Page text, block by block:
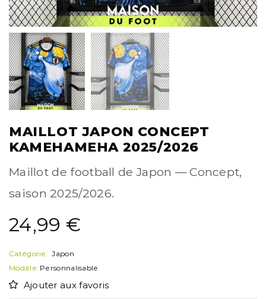
MAILLOT JAPON CONCEPT
KAMEHAMEHA 2025/2026
Maillot de football de Japon — Concept,
saison 2025/2026.
24,99 €
Catégorie: Japon
Modèle: Personnalisable
Ajouter aux favoris